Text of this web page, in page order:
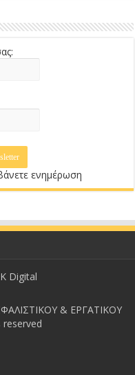
ενημέρωση
Digital
& ΕΡΓΑΤΙΚΟΥ
reserved